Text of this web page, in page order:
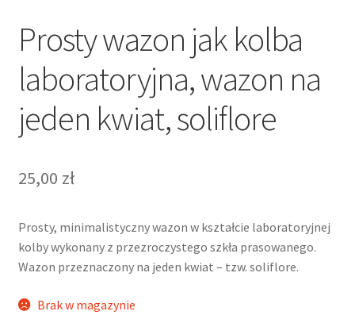
Prosty wazon jak kolba
laboratoryjna, wazon na
jeden kwiat, soliflore
25,00 zł
Prosty, minimalistyczny wazon w kształcie laboratoryjnej
kolby wykonany z przezroczystego szkła prasowanego.
Wazon przeznaczony na jeden kwiat – tzw. soliflore.
Brak w magazynie